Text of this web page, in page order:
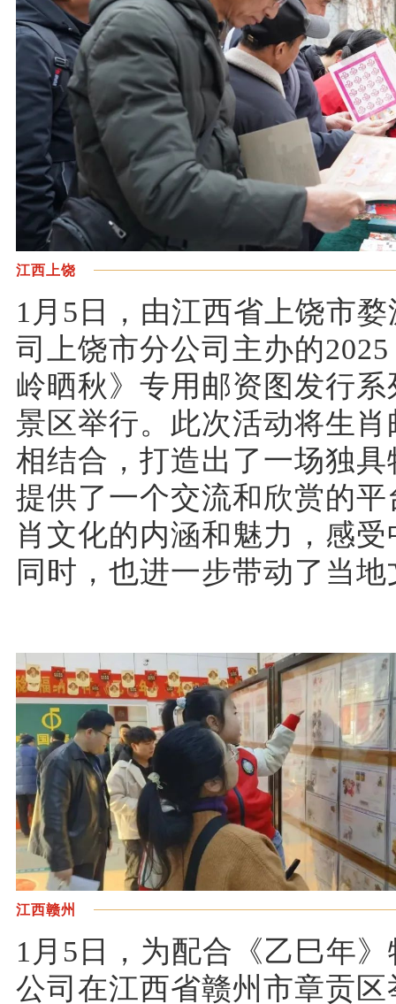
江西上饶
1月5日，由江西省上饶市
司上饶市分公司主办的
岭晒秋》专用邮资图发行
景区举行。此次活动将生
相结合，打造出了一场独
提供了一个交流和欣赏的
肖文化的内涵和魅力，感
同时，也进一步带动了当
江西赣州
1月5日，为配合《乙巳年
公司在江西省赣州市章贡